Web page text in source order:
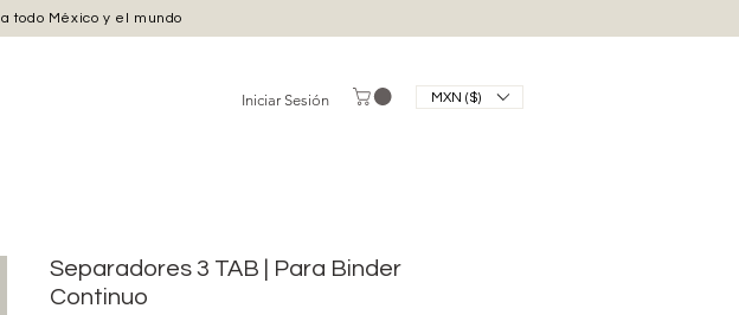
a todo México y el mundo
Iniciar Sesión MXN ($)
Separadores 3 TAB | Para Binder
Continuo